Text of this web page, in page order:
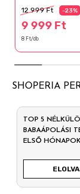
12 999 Ft -23%
9 999 Ft
8 Ft/db
SHOPERIA
TOP 5
BABAÁPOLÁSI
ELSŐ